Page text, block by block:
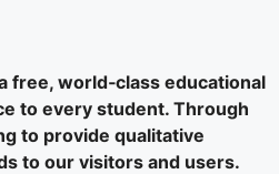
free, world‑class educational
to every student. Through
to provide qualitative
to our visitors and users.